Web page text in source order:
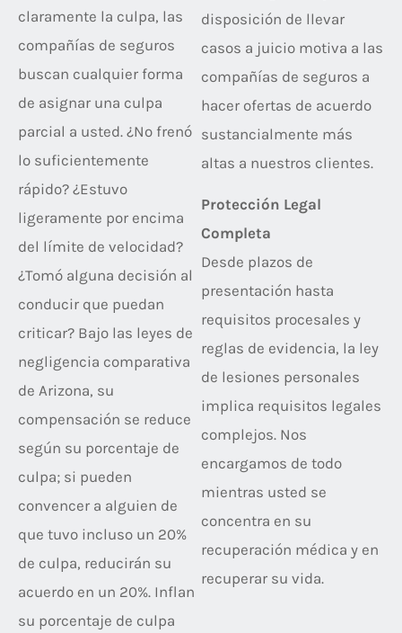
claramente la culpa, las
compañías de seguros
buscan cualquier forma
de asignar una culpa
parcial a usted. ¿No frenó
lo suficientemente
rápido? ¿Estuvo
ligeramente por encima
del límite de velocidad?
¿Tomó alguna decisión al
conducir que puedan
criticar? Bajo las leyes de
negligencia comparativa
de Arizona, su
compensación se reduce
según su porcentaje de
culpa; si pueden
convencer a alguien de
que tuvo incluso un 20%
de culpa, reducirán su
acuerdo en un 20%. Inflan
su porcentaje de culpa
disposición de llevar
casos a juicio motiva a las
compañías de seguros a
hacer ofertas de acuerdo
sustancialmente más
altas a nuestros clientes.
Protección Legal
Completa
Desde plazos de
presentación hasta
requisitos procesales y
reglas de evidencia, la ley
de lesiones personales
implica requisitos legales
complejos. Nos
encargamos de todo
mientras usted se
concentra en su
recuperación médica y en
recuperar su vida.